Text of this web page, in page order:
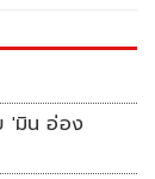
'มิน อ่อง